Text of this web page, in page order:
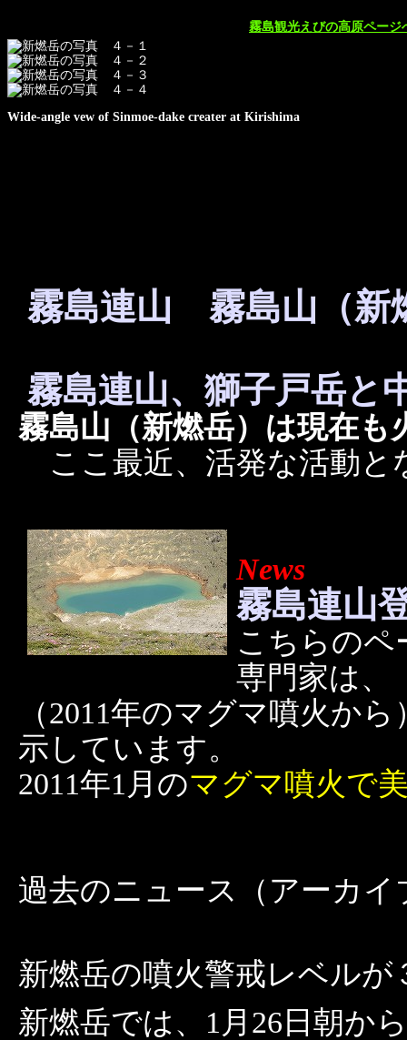
霧島観光えびの高原ページ
Wide-angle vew of Sinmoe-dake creater at Kirishima
霧島連山 霧島山（新
霧島連山、獅子戸岳と
霧島山（新燃岳）は現在
ここ最近、活発な活動と
News
霧島連山
こちらの
専門家は、
（2011年のマグマ噴火か
示しています。
2011年1月のマグマ噴火で
過去のニュース（アーカイ
新燃岳の噴火警戒レベルが
新燃岳では、1月26日朝か